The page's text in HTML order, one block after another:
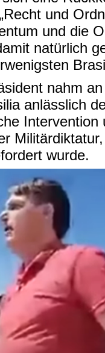
und
und die
natürlich
nahm
anlässlich
wurde.